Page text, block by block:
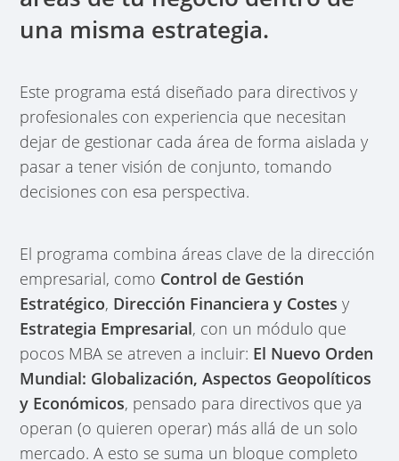
una misma estrategia.
Este programa está diseñado para directivos y
profesionales con experiencia que necesitan
dejar de gestionar cada área de forma aislada y
pasar a tener visión de conjunto, tomando
decisiones con esa perspectiva.
El programa combina áreas clave de la dirección
empresarial, como Control de Gestión
Estratégico, Dirección Financiera y Costes y
Estrategia Empresarial, con un módulo que
pocos MBA se atreven a incluir: El Nuevo Orden
Mundial: Globalización, Aspectos Geopolíticos
y Económicos, pensado para directivos que ya
operan (o quieren operar) más allá de un solo
mercado. A esto se suma un bloque completo